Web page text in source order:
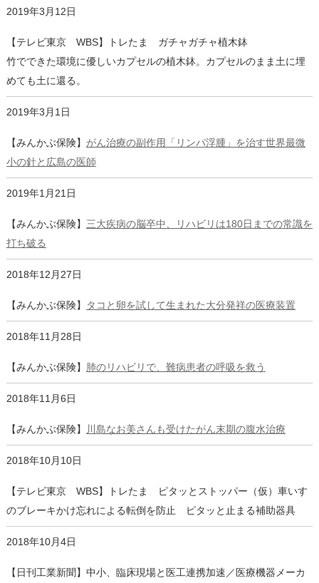
2019年3月12日
【テレビ東京 WBS】トレたま ガチャガチャ植木鉢
竹でできた環境に優しいカプセルの植木鉢。カプセルのまま土に埋
めても土に還る。
2019年3月1日
【みんかぶ保険】 がん治療の副作用「リンパ浮腫」を治す世界最微
小の針と広島の医師
2019年1月21日
【みんかぶ保険】 三大疾病の脳卒中、リハビリは180日までの常識を
打ち破る
2018年12月27日
【みんかぶ保険】 タコと卵を試して生まれた大分発祥の医療装置
2018年11月28日
【みんかぶ保険】 肺のリハビリで、難病患者の呼吸を救う
2018年11月6日
【みんかぶ保険】 川島なお美さんも受けたがん末期の腹水治療
2018年10月10日
【テレビ東京 WBS】トレたま ピタッとストッパー（仮）車いす
のブレーキかけ忘れによる転倒を防止 ピタッと止まる補助器具
2018年10月4日
【日刊工業新聞】中小、臨床現場と医工連携加速／医療機器メーカ